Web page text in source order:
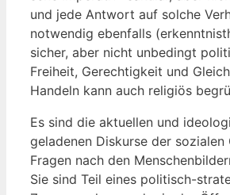
und jede Ant­wort auf sol­che
not­wen­dig eben­falls
sicher, aber nicht unbe­dingt
Frei­heit, Gerech­tig­keit und
Han­deln kann auch reli­gi­ös
Es sind die aktu­el­len und
ge­la­de­nen Dis­kur­se der
Fra­gen nach den
Sie sind Teil eines poli­tisch-